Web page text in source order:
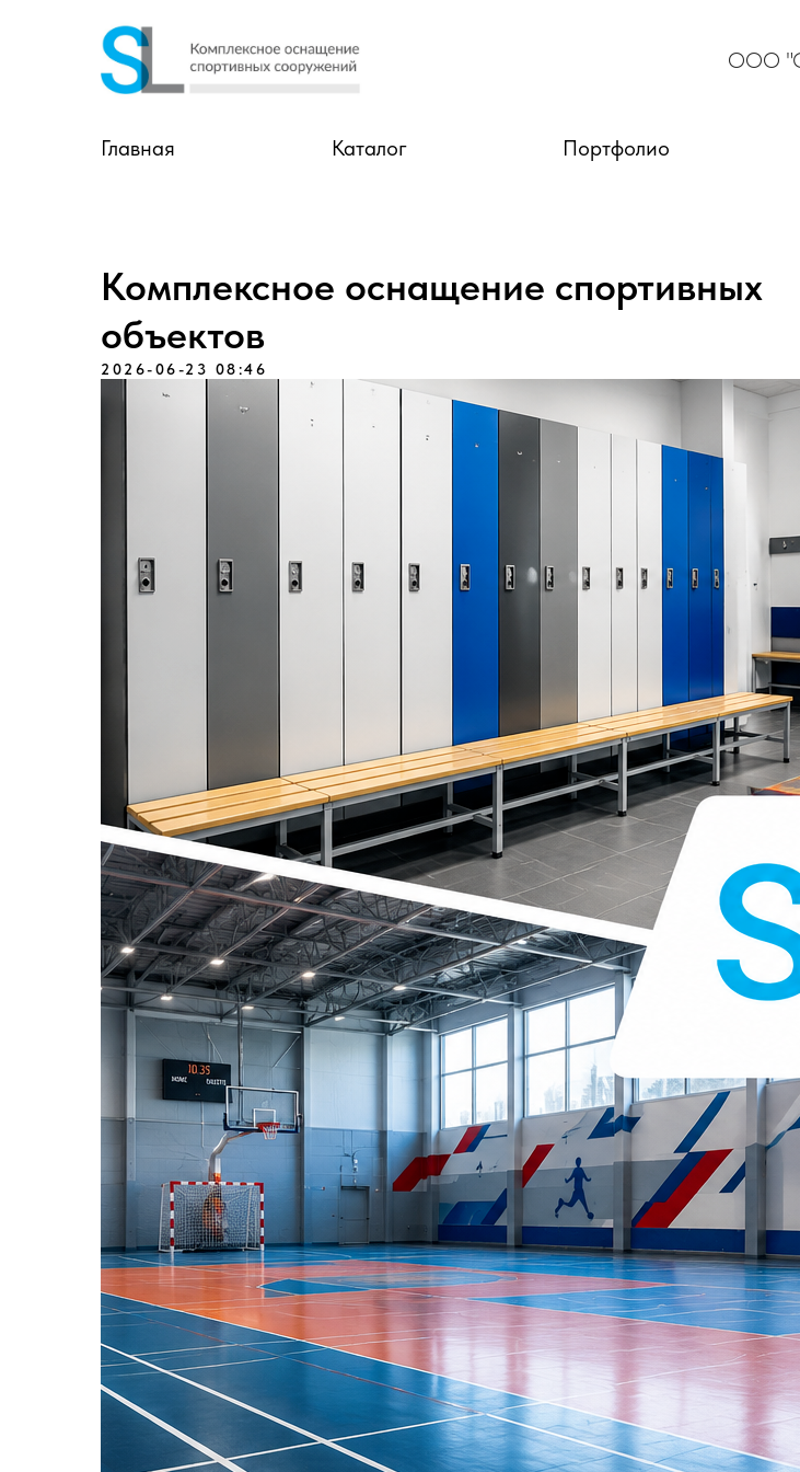
ООО
Главная Каталог Портфолио
Комплексное оснащение спортивных
объектов
2026-06-23 08:46